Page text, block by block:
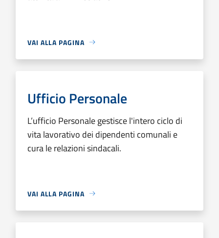
VAI ALLA PAGINA
Ufficio Personale
L’ufficio Personale gestisce l'intero ciclo di
vita lavorativo dei dipendenti comunali e
cura le relazioni sindacali.
VAI ALLA PAGINA